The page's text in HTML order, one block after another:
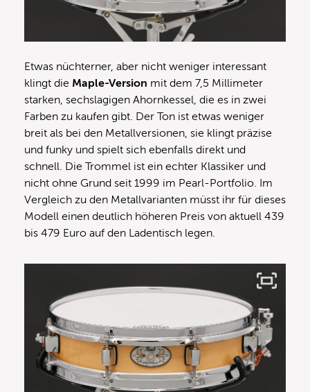
Etwas nüchterner, aber nicht weniger interessant
klingt die Maple-Version mit dem 7,5 Millimeter
starken, sechslagigen Ahornkessel, die es in zwei
Farben zu kaufen gibt. Der Ton ist etwas weniger
breit als bei den Metallversionen, sie klingt präzise
und funky und spielt sich ebenfalls direkt und
schnell. Die Trommel ist ein echter Klassiker und
nicht ohne Grund seit 1999 im Pearl-Portfolio. Im
Vergleich zu den Metallvarianten müsst ihr für dieses
Modell einen deutlich höheren Preis von aktuell 439
bis 479 Euro auf den Ladentisch legen.